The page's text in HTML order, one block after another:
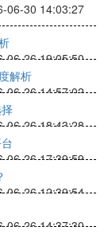
06-30 14:03:27
06-26 19:05:50
解析
06-26 14:57:02
06-26 18:43:28
06-26 17:39:59
06-26 12:39:54
06-26 14:37:30